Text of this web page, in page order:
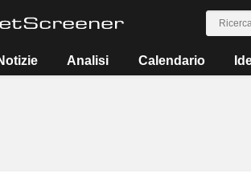
Analisi Calendario